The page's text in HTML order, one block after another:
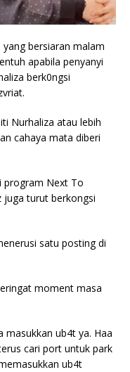
bersiaran malam
apabila penyanyi
berk0ngsi
Nurhaliza atau lebih
cahaya mata diberi
program Next To
juga turut berkongsi
satu posting di
moment masa
masukkan ub4t ya. Haa
cari port untuk park
ub4t